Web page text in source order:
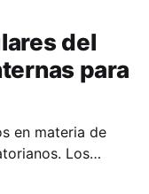
del
para
en materia de
Los